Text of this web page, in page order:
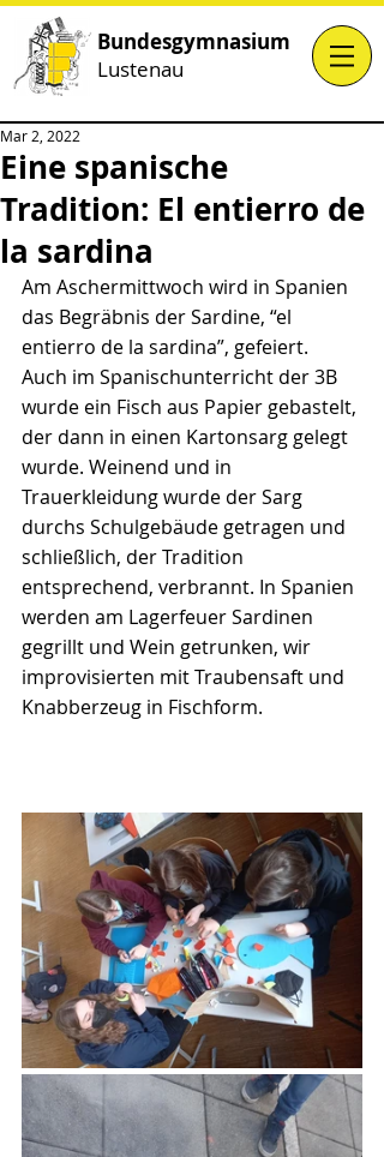
Bundesgymnasium
Lustenau
Eine spanische
Tradition: El entierro de
la sardina
Mar 2, 2022
Am Aschermittwoch wird in Spanien
das Begräbnis der Sardine, “el
entierro de la sardina”, gefeiert.
Auch im Spanischunterricht der 3B
wurde ein Fisch aus Papier gebastelt,
der dann in einen Kartonsarg gelegt
wurde. Weinend und in
Trauerkleidung wurde der Sarg
durchs Schulgebäude getragen und
schließlich, der Tradition
entsprechend, verbrannt. In Spanien
werden am Lagerfeuer Sardinen
gegrillt und Wein getrunken, wir
improvisierten mit Traubensaft und
Knabberzeug in Fischform.